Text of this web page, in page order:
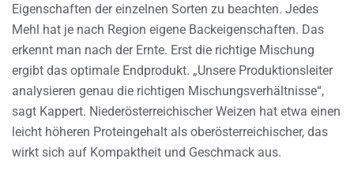
Eigenschaften der einzelnen Sorten zu beachten. Jedes
Mehl hat je nach Region eigene Backeigenschaften. Das
erkennt man nach der Ernte. Erst die richtige Mischung
ergibt das optimale Endprodukt. „Unsere Produktionsleiter
analysieren genau die richtigen Mischungsverhältnisse“,
sagt Kappert. Niederösterreichischer Weizen hat etwa einen
leicht höheren Proteingehalt als oberösterreichischer, das
wirkt sich auf Kompaktheit und Geschmack aus.